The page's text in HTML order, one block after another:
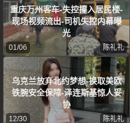
重庆万州客车-失控撞入居民楼-
现场视频流出-司机失控内幕曝
光
01/06 陈礼礼
乌克兰放弃北约梦想-换取美欧
铁腕安全保障-泽连斯基惊人妥
协
12/30 陈礼礼